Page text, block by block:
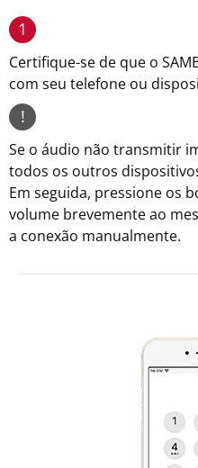
1
Certifique-se de que o
com seu telefone ou
!
Se o áudio não transmitir
todos os outros
Em seguida, pressione os
volume brevemente ao
a conexão manualmente.